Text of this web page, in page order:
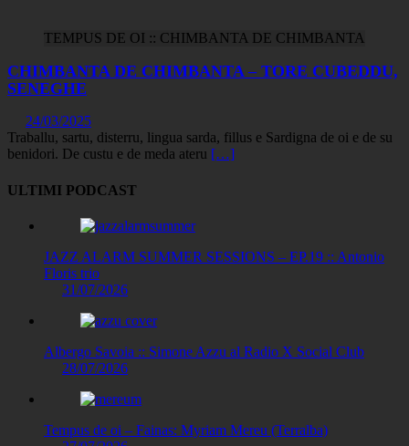
TEMPUS DE OI :: CHIMBANTA DE CHIMBANTA
CHIMBANTA DE CHIMBANTA – TORE CUBEDDU,
SENEGHE
24/03/2025
Traballu, sartu, disterru, lingua sarda, fillus e Sardigna de oi e de su
benidori. De custu e de meda ateru […]
ULTIMI PODCAST
JAZZ ALARM SUMMER SESSIONS – EP.19 :: Antonio
Floris trio
31/07/2026
Albergo Savoia :: Simone Azzu al Radio X Social Club
28/07/2026
Tempus de oi – Fainas: Myriam Mereu (Terralba)